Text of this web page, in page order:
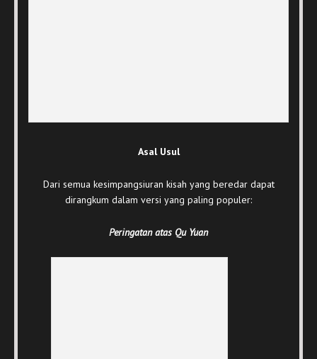
Asal Usul
Dari semua kesimpangsiuran kisah yang beredar dapat
dirangkum dalam versi yang paling populer:
Peringatan atas Qu Yuan